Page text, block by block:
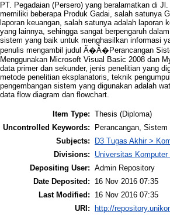
PT. Pegadaian (Persero) yang beralamatkan di
memiliki beberapa Produk Gadai, salah satunya
laporan keuangan, salah satunya adalah laporan
yang lainnya, sehingga sangat berpengaruh
sistem yang baik untuk menghasilkan informasi
penulis mengambil judul Ã�Â�Perancangan
Menggunakan Microsoft Visual Basic 2008 dan
data primer dan sekunder, jenis penelitian yang
metode penelitian eksplanatoris, teknik
pengembangan sistem yang digunakan adalah
data flow diagram dan flowchart.
Item Type: Thesis (Diploma)
Uncontrolled Keywords:
Perancangan,
Subjects:
D3 Tugas Akhir >
Divisions:
Universitas
Depositing User: Admin Repository
Date Deposited:
16 Nov 2016 07:35
Last Modified:
16 Nov 2016 07:35
URI:
http://